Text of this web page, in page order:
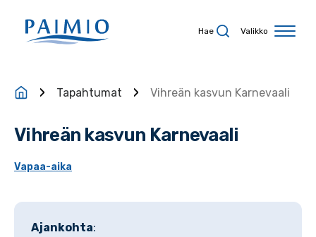
Hae Valikko
Tapahtumat Vihreän kasvun Karnevaali
Vihreän kasvun Karnevaali
Vapaa-aika
Ajankohta: